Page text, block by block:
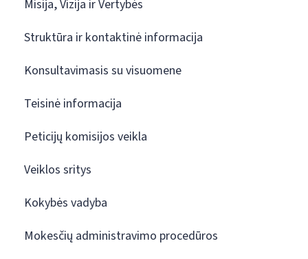
Misija, Vizija ir Vertybės
Struktūra ir kontaktinė informacija
Konsultavimasis su visuomene
Teisinė informacija
Peticijų komisijos veikla
Veiklos sritys
Kokybės vadyba
Mokesčių administravimo procedūros